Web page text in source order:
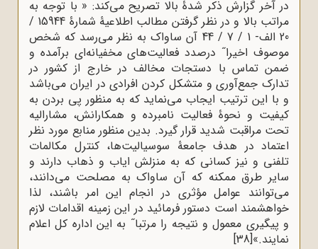
در آخر گزارش ذکر شدۀ بالا تصریح می‌کند: « با توجه به
مراتب بالا و در نظر گرفتن مطالب اطلاعیۀ شمارۀ 15944 /
20 الف- 1 / 7 / 44 آن ساواک به نظر می‌رسد که شخص
موصوف اخیرا˝ درصدد فعالیت‌های مخفیانه‌ای برآمده و
ضمن تماس با دستجات مخالف در خارج از کشور در
تدارک جمع‌آوری و متشکل کردن افرادی در ایران می‌باشد
و با این ترتیب ایجاب می‌نماید که به منظور پی بردن به
کیفیت و نحوۀ فعالیت نامبرده و همکارانش، مشارالیه
تحت مراقبت شدید قرار گیرد. بدین منظور منابع مورد نظر
اعتماد در هدف جامعۀ سوسیالیت‌ها، کنترل مکالمات
تلفنی و نیز کسانی که به منزلش ایاب و ذهاب دارند و
سایر طرق ممکنه که آن ساواک به مصلحت می‌دانند،
می‌توانند عوامل مؤثری در انجام این امر باشند، لذا
خواهشمند است دستور فرمائید در این زمینه اقدامات لازم
و پیگیری معمول و نتیجه را مرتبا˝ به این اداره کل اعلام
نمایند.»[38]